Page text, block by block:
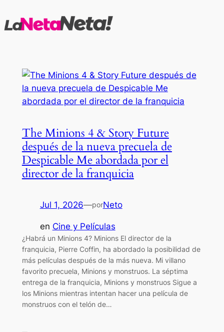
al
The Minions 4 & Story Future
después de la nueva precuela de
Despicable Me abordada por el
director de la franquicia
Jul 1, 2026—porNeto
en Cine y Películas
¿Habrá un Minions 4? Minions El director de la
franquicia, Pierre Coffin, ha abordado la posibilidad de
más películas después de la más nueva. Mi villano
favorito precuela, Minions y monstruos. La séptima
entrega de la franquicia, Minions y monstruos Sigue a
los Minions mientras intentan hacer una película de
monstruos con el telón de…